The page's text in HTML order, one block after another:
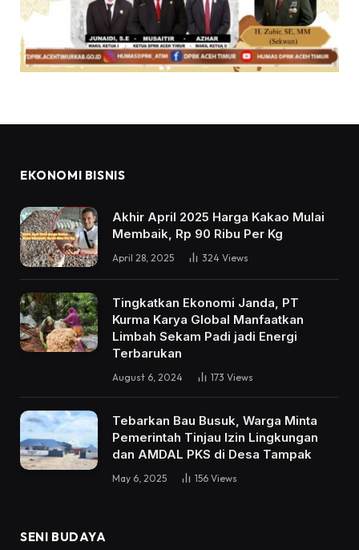
EKONOMI BISNIS
Akhir April 2025 Harga Kakao Mulai
Membaik, Rp 90 Ribu Per Kg
April 28, 2025 324 Views
Tingkatkan Ekonomi Janda, PT
Kurma Karya Global Manfaatkan
Limbah Sekam Padi jadi Energi
Terbarukan
August 6, 2024 173 Views
Tebarkan Bau Busuk, Warga Minta
Pemerintah Tinjau Izin Lingkungan
dan AMDAL PKS di Desa Tampak
May 6, 2025 156 Views
SENI BUDAYA